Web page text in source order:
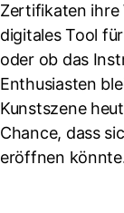
Zertifikaten ihre
digitales Tool
oder ob das
Enthusiasten
Kunstszene
Chance, dass
eröffnen